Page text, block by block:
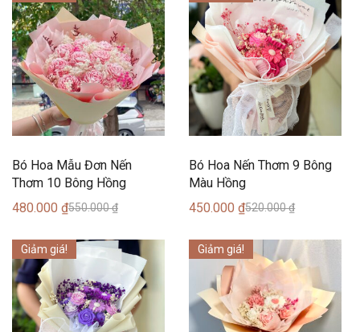
Bó Hoa Mẫu Đơn Nến
Thơm 10 Bông Hồng
550.000₫
480.000 ₫
Bó Hoa Nến Thơm 9 Bông
Màu Hồng
520.000₫
450.000₫
Giảm giá! Giảm giá!